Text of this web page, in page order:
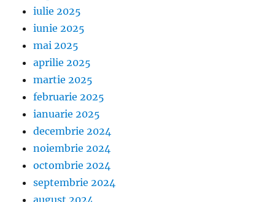
iulie 2025
iunie 2025
mai 2025
aprilie 2025
martie 2025
februarie 2025
ianuarie 2025
decembrie 2024
noiembrie 2024
octombrie 2024
septembrie 2024